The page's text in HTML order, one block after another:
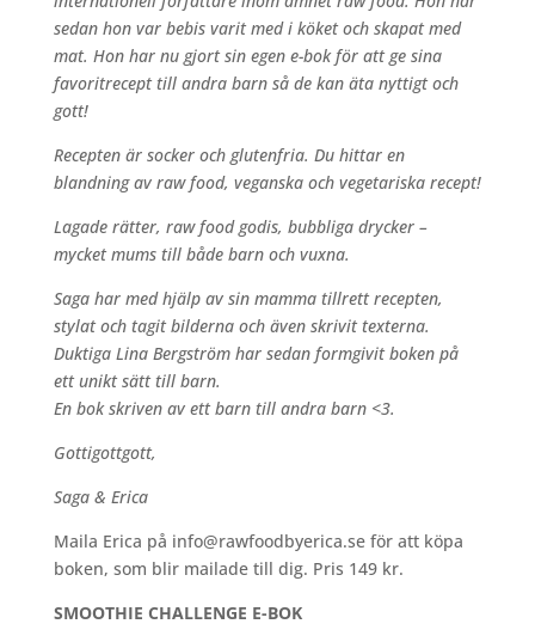
sedan hon var bebis varit med i köket och skapat med
mat. Hon har nu gjort sin egen e-bok för att ge sina
favoritrecept till andra barn så de kan äta nyttigt och
gott!
Recepten är socker och glutenfria. Du hittar en
blandning av raw food, veganska och vegetariska recept!
Lagade rätter, raw food godis, bubbliga drycker –
mycket mums till både barn och vuxna.
Saga har med hjälp av sin mamma tillrett recepten,
stylat och tagit bilderna och även skrivit texterna.
Duktiga Lina Bergström har sedan formgivit boken på
ett unikt sätt till barn.
En bok skriven av ett barn till andra barn <3.
Gottigottgott,
Saga & Erica
Maila Erica på info@rawfoodbyerica.se för att köpa
boken, som blir mailade till dig. Pris 149 kr.
SMOOTHIE CHALLENGE E-BOK